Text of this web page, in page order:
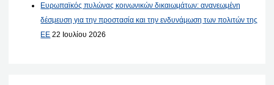
Ευρωπαϊκός πυλώνας κοινωνικών δικαιωμάτων: ανανεωμένη
δέσμευση για την προστασία και την ενδυνάμωση των πολιτών της
ΕΕ 22 Ιουλίου 2026